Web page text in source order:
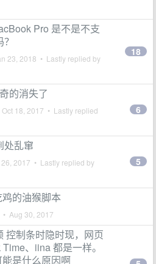
Pro 是不是不支
23, 2018 • Lastly replied by
18
的消失了
Oct 18, 2017 • Lastly replied
6
处乱窜
2017 • Lastly replied by 5
的油猴脚本
• Aug 30, 2017
控制条时隐时现，网页
、iina 都是一样。
是什么原因啊